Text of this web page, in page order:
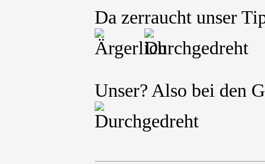
Da zerraucht unser
Unser? Also bei den